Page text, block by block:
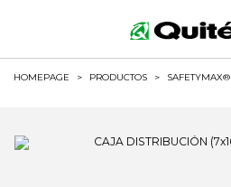
HOMEPAGE > PRODUCTOS > SAFETYMAX®